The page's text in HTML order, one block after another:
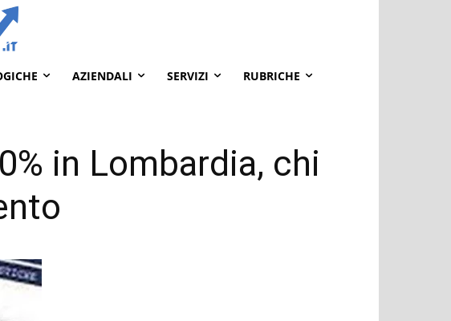
AZIENDALI SERVIZI RUBRICHE
in Lombardia, chi